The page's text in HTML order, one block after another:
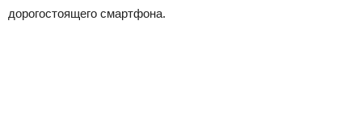
дорогостоящего смартфона.